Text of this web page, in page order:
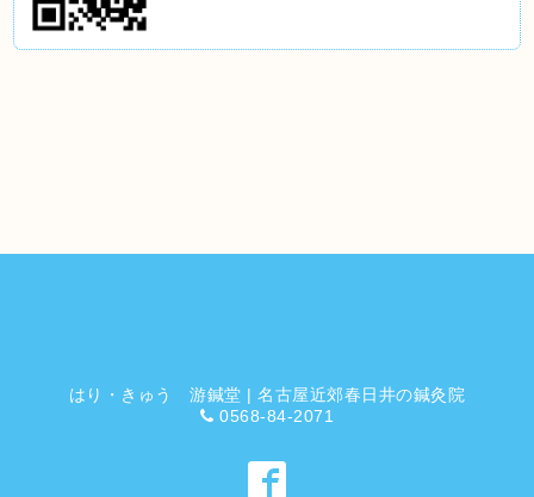
はり・きゅう 游鍼堂 | 名古屋近郊春日井の鍼灸院
0568-84-2071